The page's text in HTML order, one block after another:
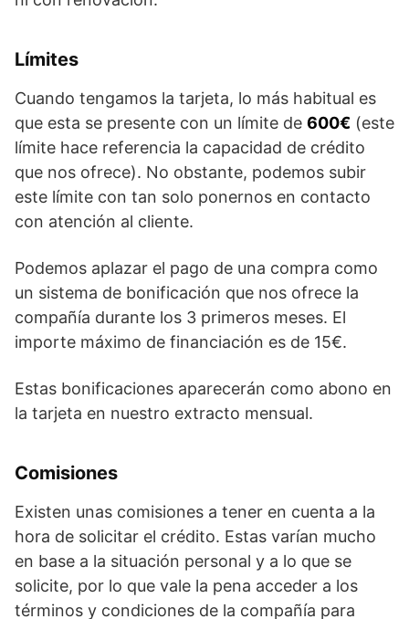
Límites
Cuando tengamos la tarjeta, lo más habitual es
que esta se presente con un límite de 600€ (este
límite hace referencia la capacidad de crédito
que nos ofrece). No obstante, podemos subir
este límite con tan solo ponernos en contacto
con atención al cliente.
Podemos aplazar el pago de una compra como
un sistema de bonificación que nos ofrece la
compañía durante los 3 primeros meses. El
importe máximo de financiación es de 15€.
Estas bonificaciones aparecerán como abono en
la tarjeta en nuestro extracto mensual.
Comisiones
Existen unas comisiones a tener en cuenta a la
hora de solicitar el crédito. Estas varían mucho
en base a la situación personal y a lo que se
solicite, por lo que vale la pena acceder a los
términos y condiciones de la compañía para